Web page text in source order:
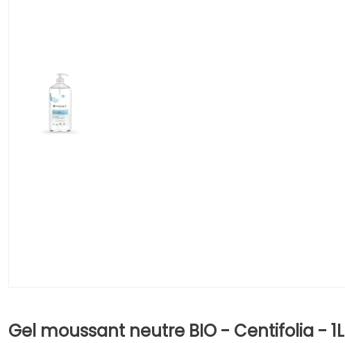
Gel moussant neutre BIO - Centifolia - 1L